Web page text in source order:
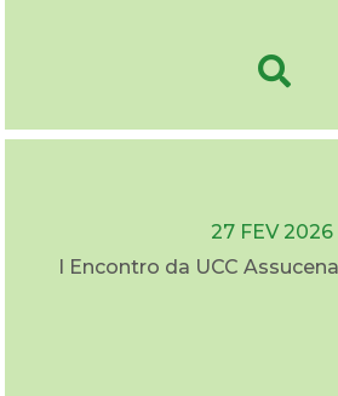
27 FEV 2026
I Encontro da UCC